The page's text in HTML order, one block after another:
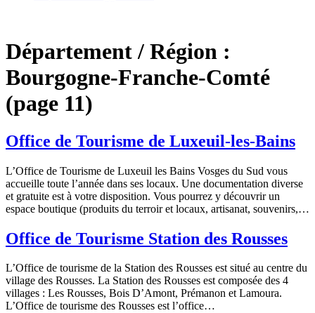
Département / Région :
Bourgogne-Franche-Comté
(page 11)
Office de Tourisme de Luxeuil-les-Bains
L’Office de Tourisme de Luxeuil les Bains Vosges du Sud vous
accueille toute l’année dans ses locaux. Une documentation diverse
et gratuite est à votre disposition. Vous pourrez y découvrir un
espace boutique (produits du terroir et locaux, artisanat, souvenirs,…
Office de Tourisme Station des Rousses
L’Office de tourisme de la Station des Rousses est situé au centre du
village des Rousses. La Station des Rousses est composée des 4
villages : Les Rousses, Bois D’Amont, Prémanon et Lamoura.
L’Office de tourisme des Rousses est l’office…